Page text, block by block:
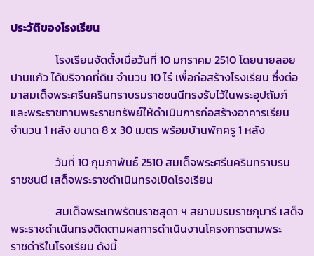
ประวัติของโรงเรียน
โรงเรียนจัดตั้งเมื่อวันที่ 10 มกราคม 2510 โดยนายลอย
ปานแก้ว ได้บริจาคที่ดิน จำนวน 10 ไร่ เพื่อก่อสร้างโรงเรียน ซึ่งต่อ
มาสมเด็จพระศรีนครินทราบรมราชชนนีทรงรับไว้ในพระอุปถัมภ์
และพระราชทานพระราชทรัพย์ให้ดำเนินการก่อสร้างอาคารเรียน
จำนวน 1 หลัง ขนาด 8 x 30 เมตร พร้อมบ้านพักครู 1 หลัง
วันที่ 10 กุมภาพันธ์ 2510 สมเด็จพระศรีนครินทราบรม
ราชชนนี เสด็จพระราชดำเนินทรงเปิดโรงเรียน
สมเด็จพระเทพรัตนราชสุดา ฯ สยามบรมราชกุมารี เสด็จ
พระราชดำเนินทรงติดตามผลการดำเนินงานโครงการตามพระ
ราชดำริในโรงเรียน ดังนี้